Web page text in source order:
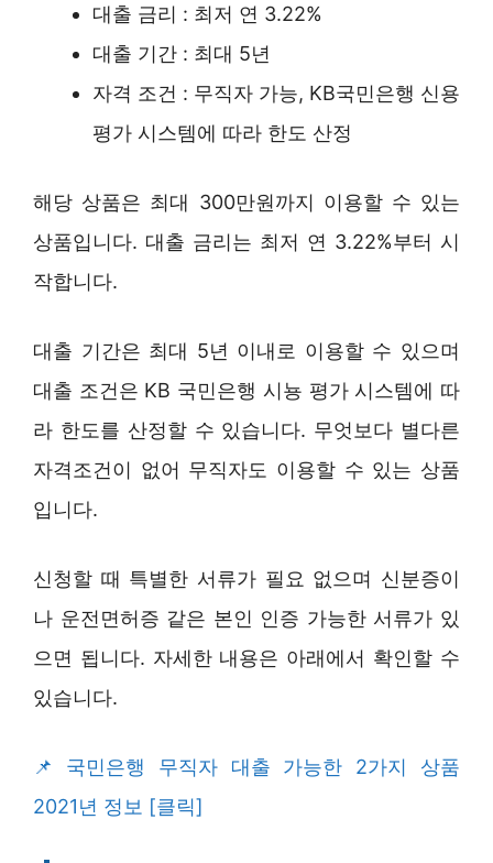
대출 금리 : 최저 연 3.22%
대출 기간 : 최대 5년
자격 조건 : 무직자 가능, KB국민은행 신용
평가 시스템에 따라 한도 산정
해당 상품은 최대 300만원까지 이용할 수 있는
상품입니다. 대출 금리는 최저 연 3.22%부터 시
작합니다.
대출 기간은 최대 5년 이내로 이용할 수 있으며
대출 조건은 KB 국민은행 시뇽 평가 시스템에 따
라 한도를 산정할 수 있습니다. 무엇보다 별다른
자격조건이 없어 무직자도 이용할 수 있는 상품
입니다.
신청할 때 특별한 서류가 필요 없으며 신분증이
나 운전면허증 같은 본인 인증 가능한 서류가 있
으면 됩니다. 자세한 내용은 아래에서 확인할 수
있습니다.
국민은행 무직자 대출 가능한 2가지 상품
2021년 정보 [클릭]